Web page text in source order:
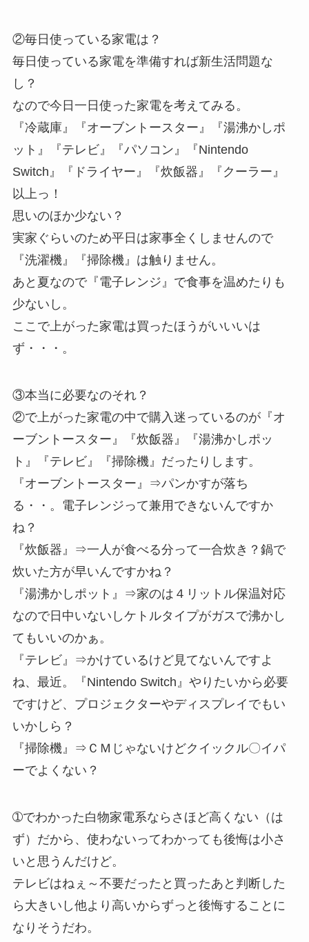
②毎日使っている家電は？
毎日使っている家電を準備すれば新生活問題な
し？
なので今日一日使った家電を考えてみる。
『冷蔵庫』『オーブントースター』『湯沸かしポ
ット』『テレビ』『パソコン』『Nintendo
Switch』『ドライヤー』『炊飯器』『クーラー』
以上っ！
思いのほか少ない？
実家ぐらいのため平日は家事全くしませんので
『洗濯機』『掃除機』は触りません。
あと夏なので『電子レンジ』で食事を温めたりも
少ないし。
ここで上がった家電は買ったほうがいいいは
ず・・・。
③本当に必要なのそれ？
②で上がった家電の中で購入迷っているのが『オ
ーブントースター』『炊飯器』『湯沸かしポッ
ト』『テレビ』『掃除機』だったりします。
『オーブントースター』⇒パンかすが落ち
る・・。電子レンジって兼用できないんですか
ね？
『炊飯器』⇒一人が食べる分って一合炊き？鍋で
炊いた方が早いんですかね？
『湯沸かしポット』⇒家のは４リットル保温対応
なので日中いないしケトルタイプがガスで沸かし
てもいいのかぁ。
『テレビ』⇒かけているけど見てないんですよ
ね、最近。『Nintendo Switch』やりたいから必要
ですけど、プロジェクターやディスプレイでもい
いかしら？
『掃除機』⇒ＣＭじゃないけどクイックル〇イパ
ーでよくない？
➀でわかった白物家電系ならさほど高くない（は
ず）だから、使わないってわかっても後悔は小さ
いと思うんだけど。
テレビはねぇ～不要だったと買ったあと判断した
ら大きいし他より高いからずっと後悔することに
なりそうだわ。